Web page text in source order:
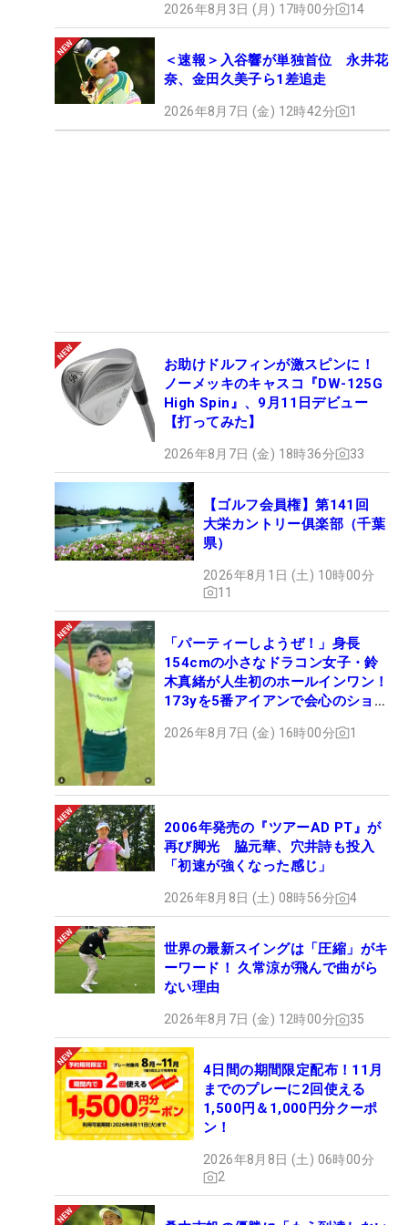
2026年8月3日 (月) 17時00分 14
＜速報＞入谷響が単独首位 永井花
奈、金田久美子ら1差追走
2026年8月7日 (金) 12時42分 1
お助けドルフィンが激スピンに！
ノーメッキのキャスコ『DW-125G
High Spin』、9月11日デビュー
【打ってみた】
2026年8月7日 (金) 18時36分 33
【ゴルフ会員権】第141回
大栄カントリー俱楽部（千葉
県）
2026年8月1日 (土) 10時00分
11
「パーティーしようぜ！」身長
154cmの小さなドラコン女子・鈴
木真緒が人生初のホールインワン！
173yを5番アイアンで会心のショッ
2026年8月7日 (金) 16時00分 1
2006年発売の『ツアーAD PT』が
再び脚光 脇元華、穴井詩も投入
「初速が強くなった感じ」
2026年8月8日 (土) 08時56分 4
世界の最新スイングは「圧縮」がキ
ーワード！ 久常涼が飛んで曲がら
ない理由
2026年8月7日 (金) 12時00分 35
4日間の期間限定配布！11月
までのプレーに2回使える
1,500円＆1,000円分クーポ
ン！
2026年8月8日 (土) 06時00分
2